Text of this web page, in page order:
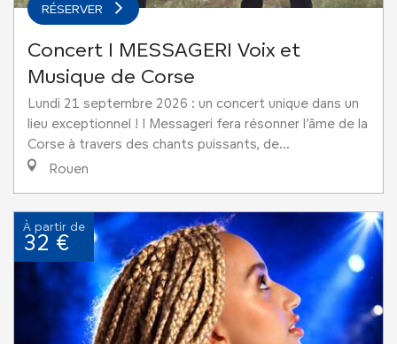
RÉSERVER
Concert I MESSAGERI Voix et
Musique de Corse
Lundi 21 septembre 2026 : un concert unique dans un
lieu exceptionnel ! I Messageri fera résonner l’âme de la
Corse à travers des chants puissants, de...
Rouen
À partir de
32 €